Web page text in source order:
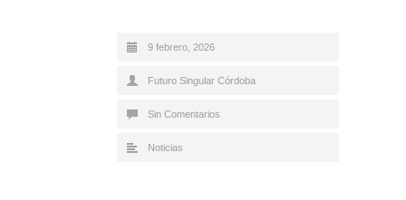
9 febrero, 2026
Futuro Singular Córdoba
Sin Comentarios
Noticias